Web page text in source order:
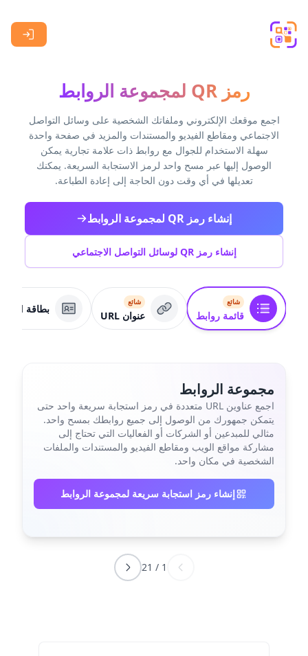
رمز QR لمجموعة الروابط
اجمع موقعك الإلكتروني وملفاتك الشخصية على وسائل التواصل
الاجتماعي ومقاطع الفيديو والمستندات والمزيد في صفحة واحدة
سهلة الاستخدام للجوال مع روابط ذات علامة تجارية يمكن
الوصول إليها عبر مسح واحد لرمز الاستجابة السريعة. يمكنك
تعديلها في أي وقت دون الحاجة إلى إعادة الطباعة.
إنشاء رمز QR لمجموعة الروابط
إنشاء رمز QR لوسائل التواصل الاجتماعي
شائع
قائمة روابط
شائع
عنوان URL
بطاقة VCard
مجموعة الروابط
اجمع عناوين URL متعددة في رمز استجابة سريعة واحد حتى
يتمكن جمهورك من الوصول إلى جميع روابطك بمسح واحد.
مثالي للمبدعين أو الشركات أو الفعاليات التي تحتاج إلى
مشاركة مواقع الويب ومقاطع الفيديو والمستندات والملفات
الشخصية في مكان واحد.
إنشاء رمز استجابة سريعة لمجموعة الروابط
1
/
21